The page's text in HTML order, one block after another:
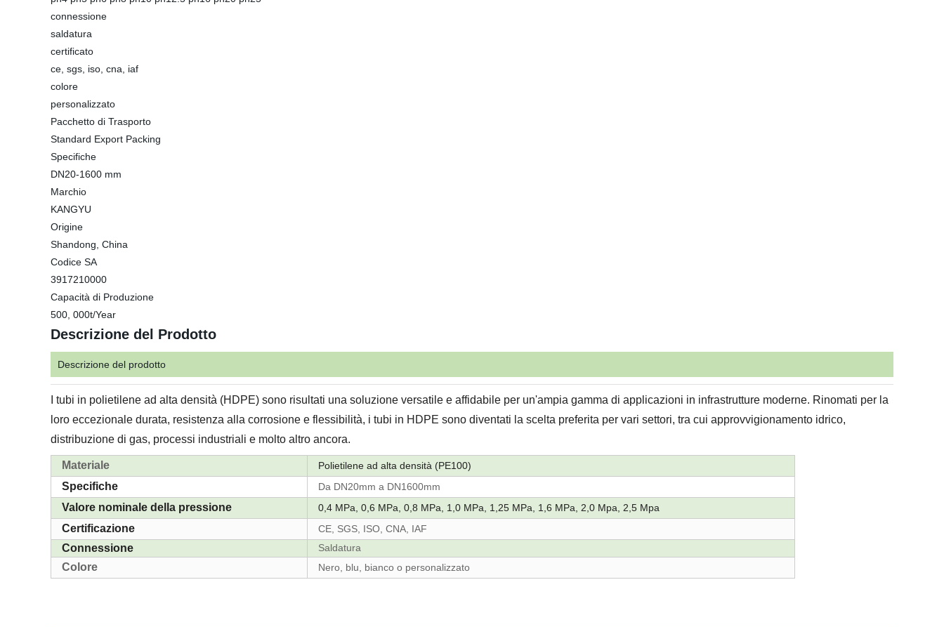
connessione
saldatura
certificato
ce, sgs, iso, cna, iaf
colore
personalizzato
Pacchetto di Trasporto
Standard Export Packing
Specifiche
DN20-1600 mm
Marchio
KANGYU
Origine
Shandong, China
Codice SA
3917210000
Capacità di Produzione
500, 000t/Year
Descrizione del Prodotto
Descrizione del prodotto
I tubi in polietilene ad alta densità (HDPE) sono risultati una soluzione versatile e affidabile per un'ampia gamma di applicazioni in infrastrutture moderne. Rinomati per la
loro eccezionale durata, resistenza alla corrosione e flessibilità, i tubi in HDPE sono diventati la scelta preferita per vari settori, tra cui approvvigionamento idrico,
distribuzione di gas, processi industriali e molto altro ancora.
Materiale Polietilene ad alta densità (PE100)
Specifiche Da DN20mm a DN1600mm
Valore nominale della pressione 0,4 MPa, 0,6 MPa, 0,8 MPa, 1,0 MPa, 1,25 MPa, 1,6 MPa, 2,0 Mpa, 2,5 Mpa
Certificazione CE, SGS, ISO, CNA, IAF
Connessione Saldatura
Colore Nero, blu, bianco o personalizzato